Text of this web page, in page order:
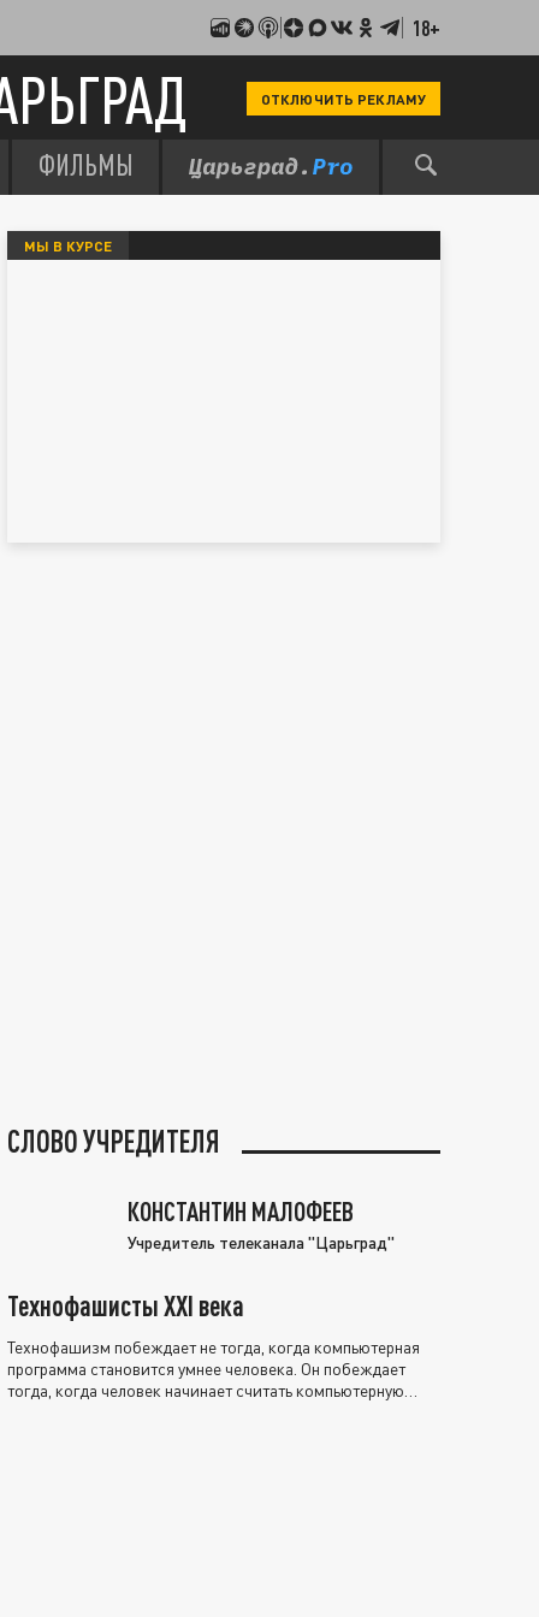
18+
ОТКЛЮЧИТЬ РЕКЛАМУ
ФИЛЬМЫ
МЫ В КУРСЕ
СЛОВО УЧРЕДИТЕЛЯ
КОНСТАНТИН МАЛОФЕЕВ
Учредитель телеканала "Царьград"
Технофашисты XXI века
Технофашизм побеждает не тогда, когда компьютерная
программа становится умнее человека. Он побеждает
тогда, когда человек начинает считать компьютерную